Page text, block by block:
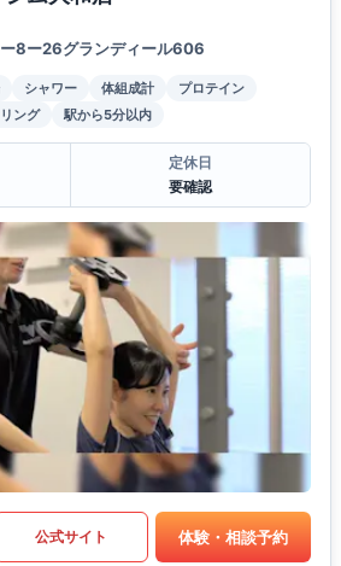
8ー26グランディール606
シャワー 体組成計
プロテイン
ング 駅から5分以内
定休日
要確認
公式サイト 体験・相談予約